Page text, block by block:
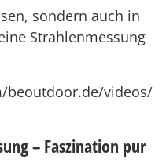
sondern auch in
Strahlenmessung
beoutdoor.de/videos/
– Faszination pur